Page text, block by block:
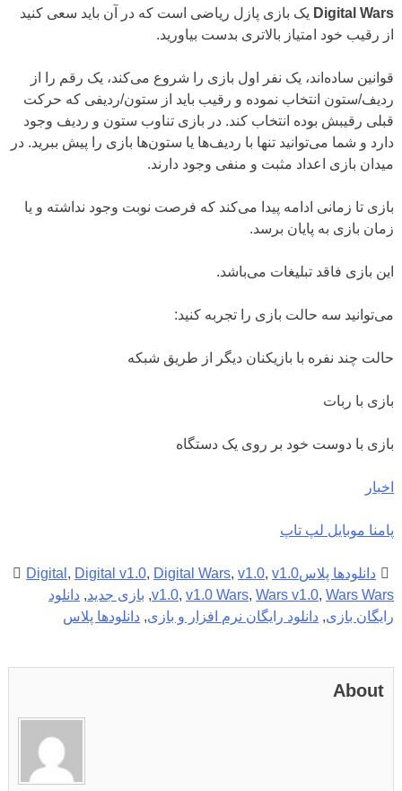
Digital Wars یک بازی پازل ریاضی است که در آن باید سعی کنید
از رقیب خود امتیاز بالاتری بدست بیاورید.
قوانین ساده‌اند، یک نفر اول بازی را شروع می‌کند، یک رقم را از
ردیف/ستون انتخاب نموده و رقیب باید از ستون/ردیفی که حرکت
قبلی رقیبش بوده انتخاب کند. در بازی تناوب ستون و ردیف وجود
دارد و شما می‌توانید تنها با ردیف‌ها یا ستون‌ها بازی را پیش ببرید. در
میدان بازی اعداد مثبت و منفی وجود دارند.
بازی تا زمانی ادامه پیدا می‌کند که فرصت نوبت وجود نداشته و یا
زمان بازی به پایان برسد.
این بازی فاقد تبلیغات می‌باشد.
می‌توانید سه حالت بازی را تجربه کنید:
حالت چند نفره با بازیکنان دیگر از طریق شبکه
بازی با ربات
بازی با دوست خود بر روی یک دستگاه
اخبار
پامنا موبایل لپ تاپ
دانلودها پلاس Digital , Digital v1.0, Digital Wars,v1.0,v1.0
v1.0,v1.0 Wars,Wars v1.0,Wars Wars
, بازی جدید, دانلود
رایگان بازی, دانلود رایگان نرم افزار و بازی, دانلودها پلاس
About